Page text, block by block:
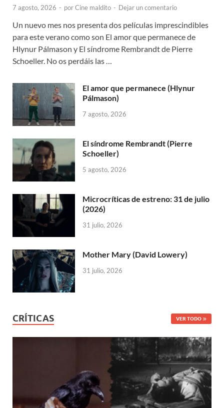
7 agosto, 2026 - porCine maldito - Dejar un comentario
Un nuevo mes nos presenta dos películas imprescindibles
para este verano como son El amor que permanece de
Hlynur Pálmason y El síndrome Rembrandt de Pierre
Schoeller. No os perdáis las …
El amor que permanece (Hlynur
Pálmason)
7 agosto, 2026
El síndrome Rembrandt (Pierre
Schoeller)
5 agosto, 2026
Microcríticas de estreno: 31 de julio
(2026)
31 julio, 2026
Mother Mary (David Lowery)
31 julio, 2026
CRÍTICAS VER TODO